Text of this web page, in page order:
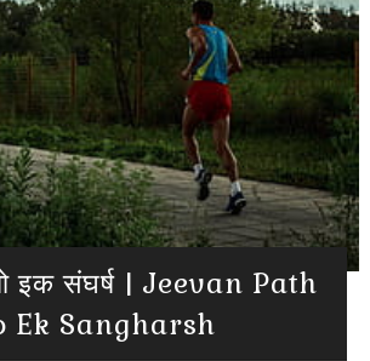
इक संघर्ष | Jeevan Path
Ek Sangharsh